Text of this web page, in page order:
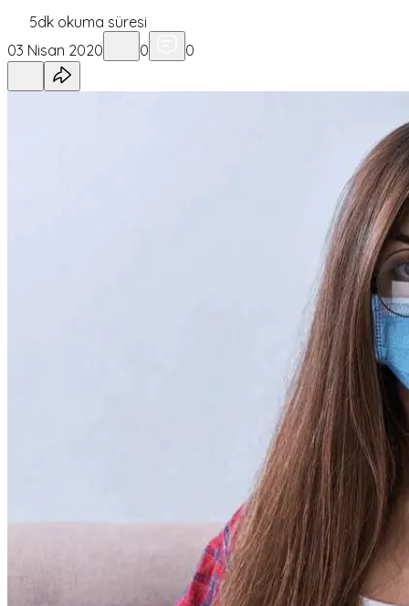
5dk okuma süresi
03 Nisan 2020
0 0